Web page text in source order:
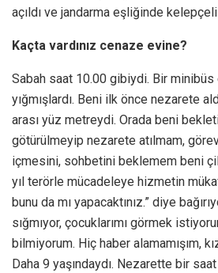
açıldı ve jandarma eşliğinde
Kaçta vardınız cenaze evine?
Sabah saat 10.00 gibiydi. Bir
yığmışlardı. Beni ilk önce nezarete
arası yüz metreydi. Orada beni
götürülmeyip nezarete atılmam, gö
içmesini, sohbetini beklemem beni
yıl terörle mücadeleye hizmetin
bunu da mı yapacaktınız.” diye
sığmıyor, çocuklarımı görmek
bilmiyorum. Hiç haber alamamışım,
Daha 9 yaşındaydı. Nezarette bir